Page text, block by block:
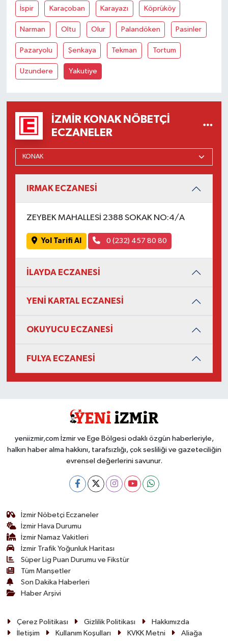
İspir Karaçoban Karayazı Köprüköy
Narman Oltu Olur Palandöken Pasinler
Pazaryolu Şenkaya Tekman Tortum
Uzundere Yakutiye
İZMIR KONAK NÖBETÇI
ECZANELER
IRMAK ECZANESİ
ZEYBEK MAHALLESİ 2388 SOKAK NO:4/A
Yol Tarifi Al 0 (232) 457 80 80
İLAYDA ECZANESİ
YENİ KARTAL ECZANESİ
OKUYUCU ECZANESİ
FULYA ECZANESİ
yeniizmir,com İzmir ve Ege Bölgesi odaklı özgün haberleriyle,
halkın haber alma hakkını, tarafsızlığı, çok sesliliği ve gazeteciliğin
evrensel değerlerini savunur.
İzmir Nöbetçi Eczaneler
İzmir Hava Durumu
İzmir Namaz Vakitleri
İzmir Trafik Yoğunluk Haritası
Süper Lig Puan Durumu ve Fikstür
Tüm Manşetler
Son Dakika Haberleri
Haber Arşivi
Çerez Politikası Gizlilik Politikası
Hakkımızda
İletişim
Kullanım Koşulları KVKK Metni
Aliağa